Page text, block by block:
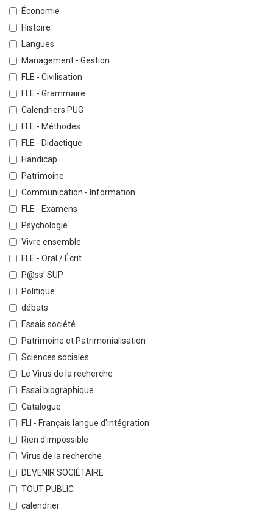
Économie
Histoire
Langues
Management - Gestion
FLE - Civilisation
FLE - Grammaire
Calendriers PUG
FLE - Méthodes
FLE - Didactique
Handicap
Patrimoine
Communication - Information
FLE - Examens
Psychologie
Vivre ensemble
FLE - Oral / Écrit
P@ss' SUP
Politique
débats
Essais société
Patrimoine et Patrimonialisation
Sciences sociales
Le Virus de la recherche
Essai biographique
Catalogue
FLI - Français langue d'intégration
Rien d'impossible
Virus de la recherche
DEVENIR SOCIÉTAIRE
TOUT PUBLIC
calendrier